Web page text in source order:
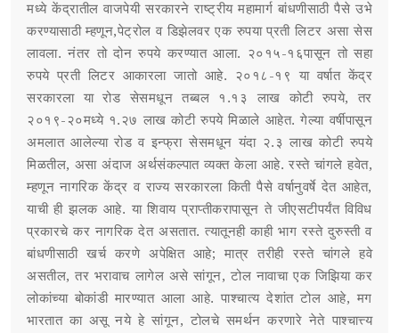
मध्ये केंद्रातील वाजपेयी सरकारने राष्ट्रीय महामार्ग बांधणीसाठी पैसे उभे
करण्यासाठी म्हणून,पेट्रोल व डिझेलवर एक रुपया प्रती लिटर असा सेस
लावला. नंतर तो दोन रुपये करण्यात आला. २०१५-१६पासून तो सहा
रुपये प्रती लिटर आकारला जातो आहे. २०१८-१९ या वर्षात केंद्र
सरकारला या रोड सेसमधून तब्बल १.१३ लाख कोटी रुपये, तर
२०१९-२०मध्ये १.२७ लाख कोटी रुपये मिळाले आहेत. गेल्या वर्षीपासून
अमलात आलेल्या रोड व इन्फ्रा सेसमधून यंदा २.३ लाख कोटी रुपये
मिळतील, असा अंदाज अर्थसंकल्पात व्यक्त केला आहे. रस्ते चांगले हवेत,
म्हणून नागरिक केंद्र व राज्य सरकारला किती पैसे वर्षानुवर्षे देत आहेत,
याची ही झलक आहे. या शिवाय प्राप्तीकरापासून ते जीएसटीपर्यंत विविध
प्रकारचे कर नागरिक देत असतात. त्यातूनही काही भाग रस्ते दुरुस्ती व
बांधणीसाठी खर्च करणे अपेक्षित आहे; मात्र तरीही रस्ते चांगले हवे
असतील, तर भरावाच लागेल असे सांगून, टोल नावाचा एक जिझिया कर
लोकांच्या बोकांडी मारण्यात आला आहे. पाश्चात्य देशांत टोल आहे, मग
भारतात का असू नये हे सांगून, टोलचे समर्थन करणारे नेते पाश्चात्त्य